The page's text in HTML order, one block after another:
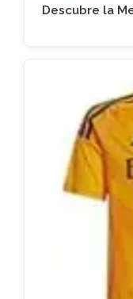
Descubre la